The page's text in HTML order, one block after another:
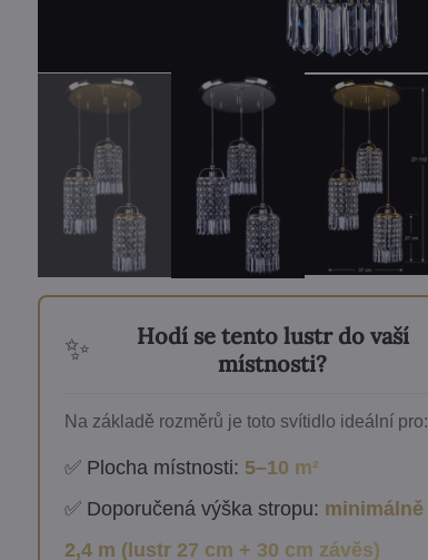
✨
Hodí se tento lustr do vaší
místnosti?
Na základě rozměrů je toto svítidlo ideální pro:
✅ Plocha místnosti: 5–10 m²
✅ Doporučená výška stropu: minimálně
2,4 m (lustr 27 cm + 30 cm závěs)